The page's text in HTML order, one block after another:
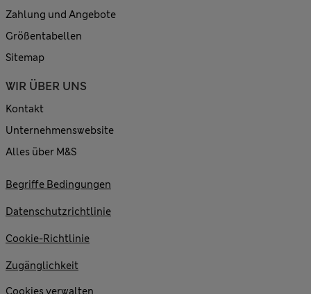
Zahlung und Angebote
Größentabellen
Sitemap
WIR ÜBER UNS
Kontakt
Unternehmenswebsite
Alles über M&S
Begriffe Bedingungen
Datenschutzrichtlinie
Cookie-Richtlinie
Zugänglichkeit
Cookies verwalten